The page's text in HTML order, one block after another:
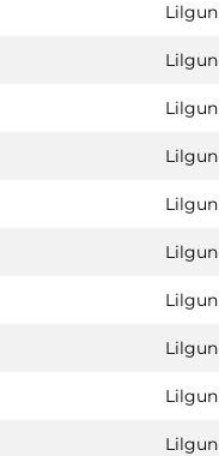
Lilgun
Lilgun
Lilgun
Lilgun
Lilgun
Lilgun
Lilgun
Lilgun
Lilgun
Lilgun